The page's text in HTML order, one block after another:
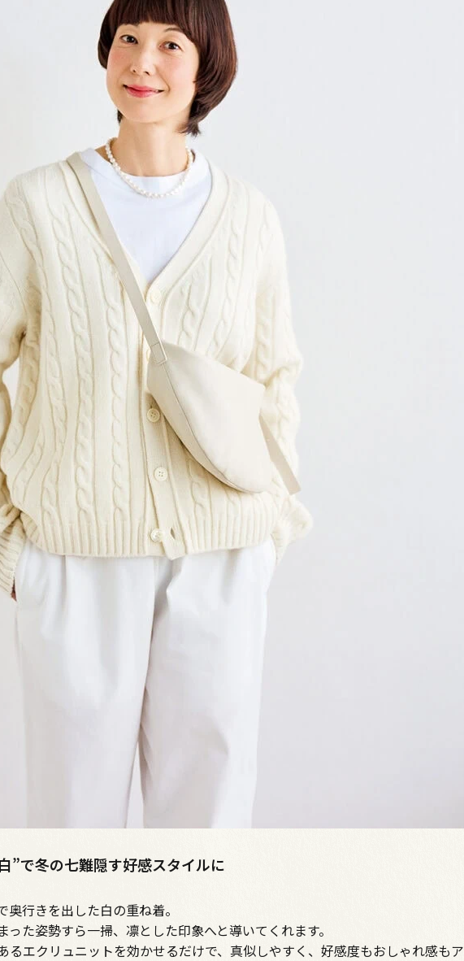
”で冬の七難隠す好感スタイルに
行きを出した白の重ね着。
た姿勢すら一掃、凛とした印象へと導いてくれます。
るエクリュニットを効かせるだけで、真似しやすく、好感度もおしゃれ感もア